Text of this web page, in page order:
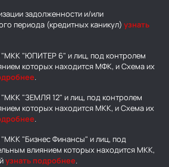
задолженности и/или
периода (кредитных каникул) узнать
"МКК "ЮПИТЕР 6" и лиц, под контролем
которых находится МФК, и Схема их
.
"ЗЕМЛЯ 12" и лиц, под контролем
которых находится МКК, и Схема их
.
"Бизнес Финансы" и лиц, под
влиянием которых находится МКК,
узнать подробнее.